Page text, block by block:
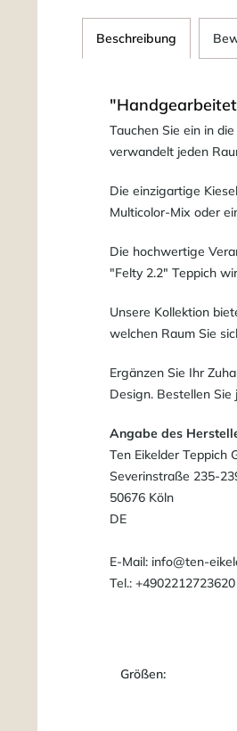
Beschreibung
Tauchen Sie ein in
verwandelt jeden
Die einzigartige
Multicolor-Mix oder
Die hochwertige
"Felty 2.2" Teppich
Unsere Kollektion
welchen Raum Sie
Ergänzen Sie Ihr
Design. Bestellen
Angabe des
Ten Eikelder Teppich
Severinstraße 235-
50676 Köln
DE
E-Mail: info@ten-
Tel.: +4902212723620
Größen: